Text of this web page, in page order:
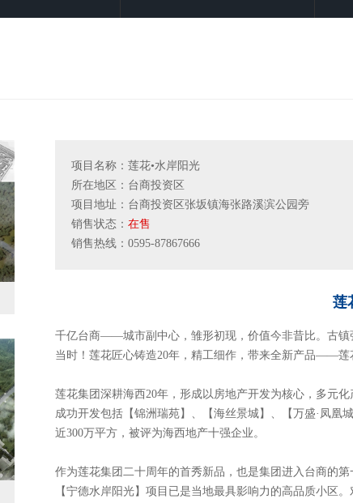
项目名称：莲花•水岸阳光
所在地区：台商投资区
项目地址：台商投资区张坂镇海张路溪滨公园旁
销售状态： 在售
销售热线：0595-87867666
莲
千亿台商——城市副中心，雏形初现，价值今非昔比。古镇
当时！莲花匠心铸造20年，精工细作，带来全新产品——莲
莲花集团深耕海西20年，形成以房地产开发为核心，多元
成功开发包括【锦洲瑞苑】、【海丝景城】、【万盛·凤凰
近300万平方，被评为海西地产十强企业。
作为莲花集团二十周年的首秀新品，也是集团进入台商的
【宁德水岸阳光】项目已是当地最具影响力的高品质小区